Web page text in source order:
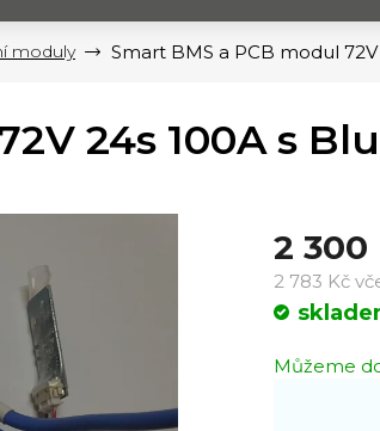
moduly Smart BMS a PCB modul
24s 100A s
2 300
2 783 Kč
Měrná
Můžeme